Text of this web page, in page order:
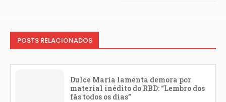
POSTS RELACIONADOS
Dulce María lamenta demora por
material inédito do RBD: “Lembro dos
fãs todos os dias”